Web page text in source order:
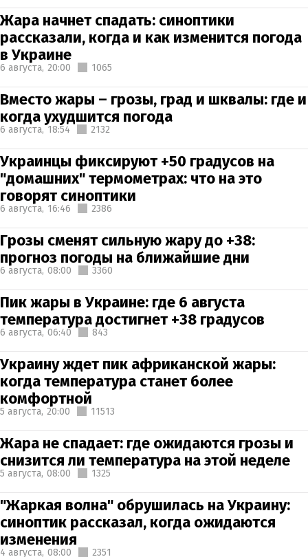
Жара начнет спадать: синоптики
рассказали, когда и как изменится погода
в Украине
6 августа, 20:00 1065
Вместо жары – грозы, град и шквалы: где и
когда ухудшится погода
6 августа, 18:54 2132
Украинцы фиксируют +50 градусов на
"домашних" термометрах: что на это
говорят синоптики
6 августа, 16:46 2386
Грозы сменят сильную жару до +38:
прогноз погоды на ближайшие дни
6 августа, 08:00 3360
Пик жары в Украине: где 6 августа
температура достигнет +38 градусов
6 августа, 06:40 843
Украину ждет пик африканской жары:
когда температура станет более
комфортной
5 августа, 20:00 11513
Жара не спадает: где ожидаются грозы и
снизится ли температура на этой неделе
5 августа, 08:00 1325
"Жаркая волна" обрушилась на Украину:
синоптик рассказал, когда ожидаются
изменения
4 августа, 08:00 2351